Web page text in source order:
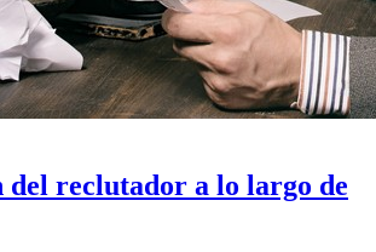
del reclutador a lo largo de